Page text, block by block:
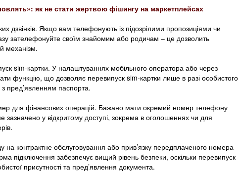
як не стати жертвою фішингу на маркетплейсах
дзвінків. Якщо вам телефонують із підозрілими пропозиціями чи
зателефонуйте своїм знайомим або родичам – це дозволить
механізм.
sim-картки. У налаштуваннях мобільного оператора або через
функцію, що дозволяє перевипуск sim-картки лише в разі особистого
з пред’явленням паспорта.
для фінансових операцій. Бажано мати окремий номер телефону
зазначено у відкритому доступі, зокрема в оголошеннях чи для
на контрактне обслуговування або прив’язку передплаченого номера
підключення забезпечує вищий рівень безпеки, оскільки перевипуск
присутності та пред’явлення документа.